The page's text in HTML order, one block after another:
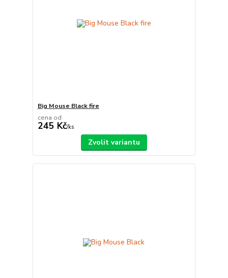
Big Mouse Black fire
cena od
245 Kč/ks
Zvolit variantu